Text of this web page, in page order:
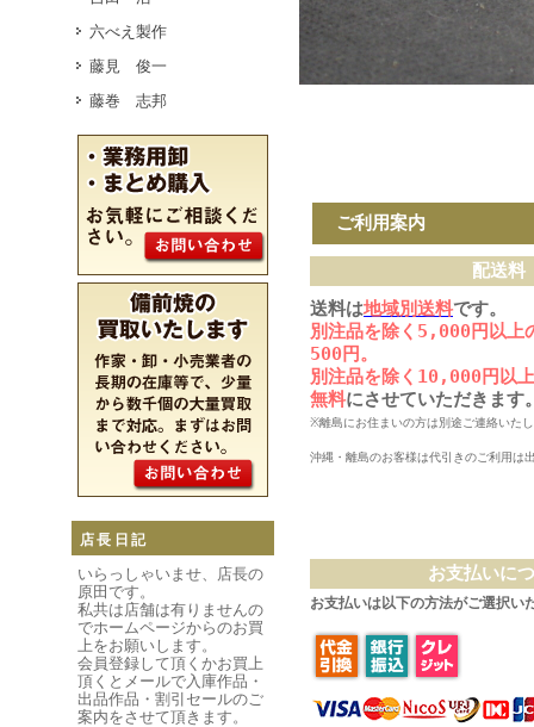
六べえ製作
藤見 俊一
藤巻 志邦
店長日記
いらっしゃいませ、店長の
原田です。
私共は店舗は有りませんの
でホームページからのお買
上をお願いします。
会員登録して頂くかお買上
頂くとメールで入庫作品・
出品作品・割引セールのご
案内をさせて頂きます。
ご利用案内
配送料
送料は地域別送料です。
別注品を除く5,000円以上
500円。
別注品を除く10,000円以
無料にさせていただきます
※離島にお住まいの方は別途ご連絡いた
沖縄・離島のお客様は代引きのご利用は
お支払いに
お支払いは以下の方法がご選択い